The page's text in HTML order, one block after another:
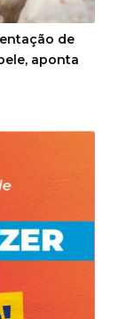
de
aponta